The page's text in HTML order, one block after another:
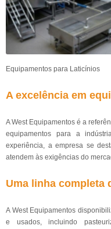
Equipamentos para Laticínios
A excelência em
A West Equipamentos é a
equipamentos para a
experiência, a empresa se
atendem às exigências do
Uma linha completa
A West Equipamentos
e usados, incluindo